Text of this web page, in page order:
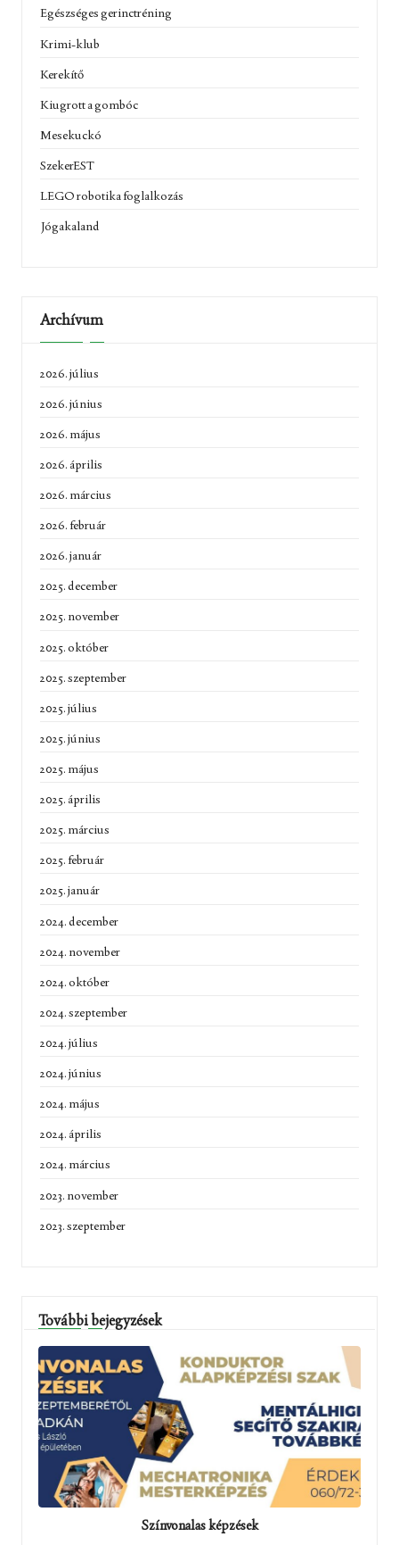
Egészséges gerinctréning
Krimi-klub
Kerekítő
Kiugrott a gombóc
Mesekuckó
SzekerEST
LEGO robotika foglalkozás
Jógakaland
Archívum
2026. július
2026. június
2026. május
2026. április
2026. március
2026. február
2026. január
2025. december
2025. november
2025. október
2025. szeptember
2025. július
2025. június
2025. május
2025. április
2025. március
2025. február
2025. január
2024. december
2024. november
2024. október
2024. szeptember
2024. július
2024. június
2024. május
2024. április
2024. március
2023. november
2023. szeptember
További bejegyzések
Színvonalas képzések